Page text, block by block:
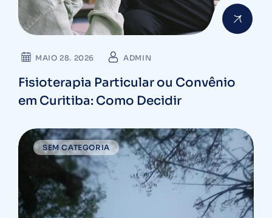
MAIO 28. 2026 ADMIN
Fisioterapia Particular ou Convênio
em Curitiba: Como Decidir
SEM CATEGORIA